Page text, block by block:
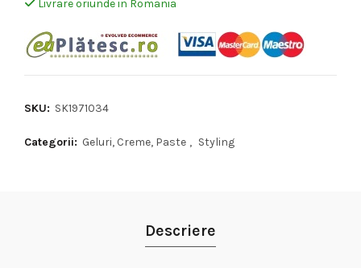
Livrare oriunde in Romania
SKU: SK1971034
Categorii: Geluri, Creme, Paste , Styling
Descriere